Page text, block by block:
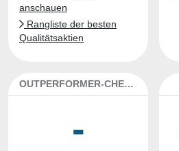
anschauen
Rangliste der besten
Qualitätsaktien
OUTPERFORMER-CHECK
-